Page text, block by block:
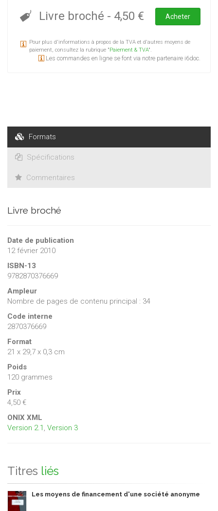
(immobilier et mobilier), l'auteure s'attache à décortiquer les
notions de revenu de transfert ainsi que celle de revenu
complément du revenu disponible.
Livre broché - 4,50 € Acheter
Pour plus d'informations à propos de la TVA et d'autres moyens de
paiement, consultez la rubrique "Paiement & TVA".
Les commandes en ligne se font via notre partenaire i6doc.
Formats
Spécifications
Commentaires
Livre broché
Date de publication
12 février 2010
ISBN-13
9782870376669
Ampleur
Nombre de pages de contenu principal : 34
Code interne
2870376669
Format
21 x 29,7 x 0,3 cm
Poids
120 grammes
Prix
4,50 €
ONIX XML
Version 2.1 Version 3
Titres liés
Les moyens de financement d'une société anonyme